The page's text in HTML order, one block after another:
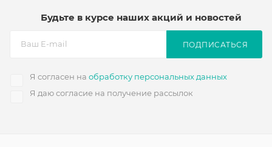
Будьте в курсе наших акций и новостей
Я согласен на обработку персональных данных
Я даю согласие на получение рассылок
ПОДПИСАТЬСЯ